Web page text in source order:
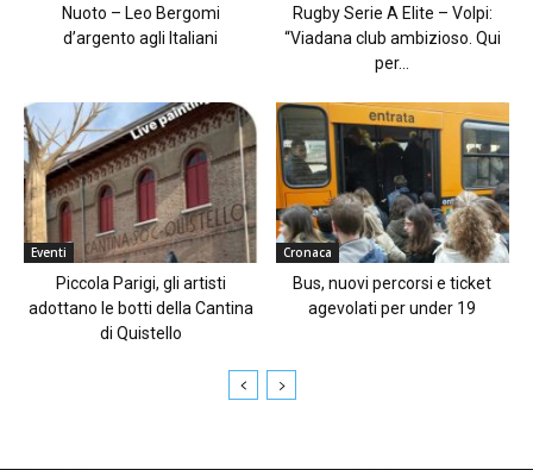
Nuoto – Leo Bergomi
d’argento agli Italiani
Rugby Serie A Elite – Volpi:
“Viadana club ambizioso. Qui
per...
Eventi
Piccola Parigi, gli artisti
adottano le botti della Cantina
di Quistello
Cronaca
Bus, nuovi percorsi e ticket
agevolati per under 19